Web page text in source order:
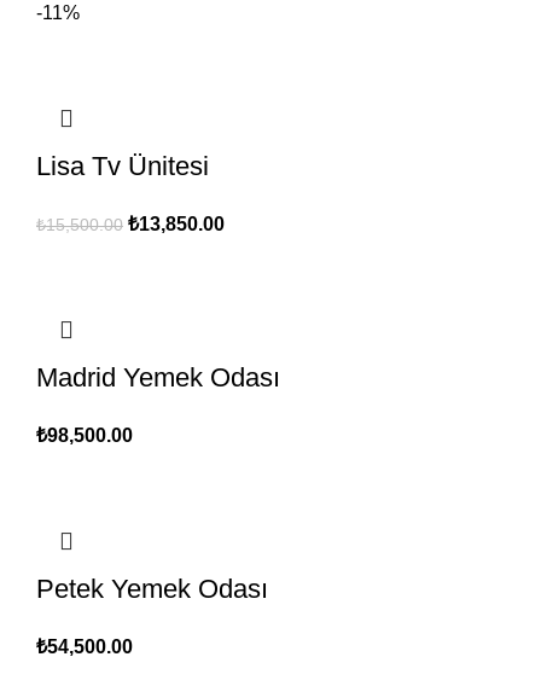
-11%
Lisa Tv Ünitesi
₺15,500.00 Orijinal
₺13,850.00Şu
Madrid Yemek Odası
₺98,500.00
Petek Yemek Odası
₺54,500.00